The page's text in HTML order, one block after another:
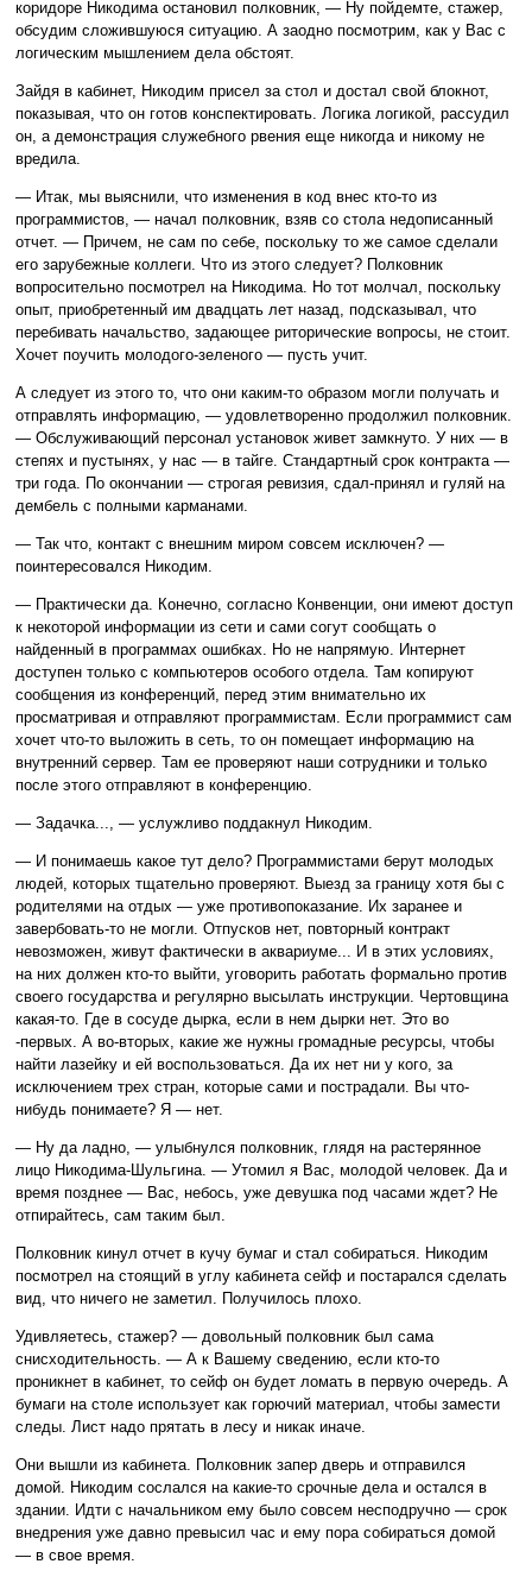
коридоре Никодима остановил полковник, — Ну пойдемте, стажер,
обсудим сложившуюся ситуацию. А заодно посмотрим, как у Вас с
логическим мышлением дела обстоят.
Зайдя в кабинет, Никодим присел за стол и достал свой блокнот,
показывая, что он готов конспектировать. Логика логикой, рассудил
он, а демонстрация служебного рвения еще никогда и никому не
вредила.
— Итак, мы выяснили, что изменения в код внес кто-то из
программистов, — начал полковник, взяв со стола недописанный
отчет. — Причем, не сам по себе, поскольку то же самое сделали
его зарубежные коллеги. Что из этого следует? Полковник
вопросительно посмотрел на Никодима. Но тот молчал, поскольку
опыт, приобретенный им двадцать лет назад, подсказывал, что
перебивать начальство, задающее риторические вопросы, не стоит.
Хочет поучить молодого-зеленого — пусть учит.
А следует из этого то, что они каким-то образом могли получать и
отправлять информацию, — удовлетворенно продолжил полковник.
— Обслуживающий персонал установок живет замкнуто. У них — в
степях и пустынях, у нас — в тайге. Стандартный срок контракта —
три года. По окончании — строгая ревизия, сдал-принял и гуляй на
дембель с полными карманами.
— Так что, контакт с внешним миром совсем исключен? —
поинтересовался Никодим.
— Практически да. Конечно, согласно Конвенции, они имеют доступ
к некоторой информации из сети и сами согут сообщать о
найденный в программах ошибках. Но не напрямую. Интернет
доступен только с компьютеров особого отдела. Там копируют
сообщения из конференций, перед этим внимательно их
просматривая и отправляют программистам. Если программист сам
хочет что-то выложить в сеть, то он помещает информацию на
внутренний сервер. Там ее проверяют наши сотрудники и только
после этого отправляют в конференцию.
— Задачка..., — услужливо поддакнул Никодим.
— И понимаешь какое тут дело? Программистами берут молодых
людей, которых тщательно проверяют. Выезд за границу хотя бы с
родителями на отдых — уже противопоказание. Их заранее и
завербовать-то не могли. Отпусков нет, повторный контракт
невозможен, живут фактически в аквариуме... И в этих условиях,
на них должен кто-то выйти, уговорить работать формально против
своего государства и регулярно высылать инструкции. Чертовщина
какая-то. Где в сосуде дырка, если в нем дырки нет. Это во
-первых. А во-вторых, какие же нужны громадные ресурсы, чтобы
найти лазейку и ей воспользоваться. Да их нет ни у кого, за
исключением трех стран, которые сами и пострадали. Вы что-
нибудь понимаете? Я — нет.
— Ну да ладно, — улыбнулся полковник, глядя на растерянное
лицо Никодима-Шульгина. — Утомил я Вас, молодой человек. Да и
время позднее — Вас, небось, уже девушка под часами ждет? Не
отпирайтесь, сам таким был.
Полковник кинул отчет в кучу бумаг и стал собираться. Никодим
посмотрел на стоящий в углу кабинета сейф и постарался сделать
вид, что ничего не заметил. Получилось плохо.
Удивляетесь, стажер? — довольный полковник был сама
снисходительность. — А к Вашему сведению, если кто-то
проникнет в кабинет, то сейф он будет ломать в первую очередь. А
бумаги на столе использует как горючий материал, чтобы замести
следы. Лист надо прятать в лесу и никак иначе.
Они вышли из кабинета. Полковник запер дверь и отправился
домой. Никодим сослался на какие-то срочные дела и остался в
здании. Идти с начальником ему было совсем несподручно — срок
внедрения уже давно превысил час и ему пора собираться домой
— в свое время.